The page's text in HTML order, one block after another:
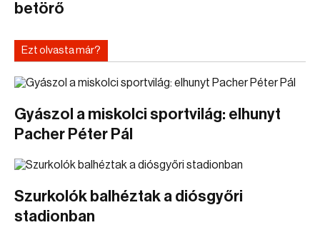
betörő
Ezt olvasta már?
Gyászol a miskolci sportvilág: elhunyt
Pacher Péter Pál
Szurkolók balhéztak a diósgyőri
stadionban